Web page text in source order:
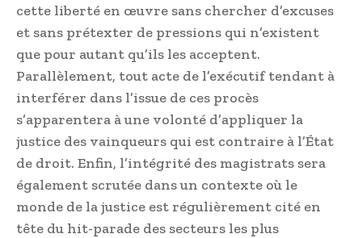
cette liberté en œuvre sans chercher d’excuses
et sans prétexter de pressions qui n’existent
que pour autant qu’ils les acceptent.
Parallèlement, tout acte de l’exécutif tendant à
interférer dans l’issue de ces procès
s’apparentera à une volonté d’appliquer la
justice des vainqueurs qui est contraire à l’État
de droit. Enfin, l’intégrité des magistrats sera
également scrutée dans un contexte où le
monde de la justice est régulièrement cité en
tête du hit-parade des secteurs les plus